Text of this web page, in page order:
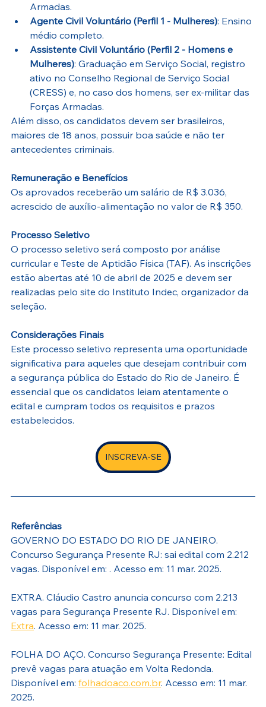
Armadas.
Agente Civil Voluntário (Perfil 1 - Mulheres): Ensino
médio completo.
Assistente Civil Voluntário (Perfil 2 - Homens e
Mulheres): Graduação em Serviço Social, registro
ativo no Conselho Regional de Serviço Social
(CRESS) e, no caso dos homens, ser ex-militar das
Forças Armadas.
Além disso, os candidatos devem ser brasileiros,
maiores de 18 anos, possuir boa saúde e não ter
antecedentes criminais.
Remuneração e Benefícios
Os aprovados receberão um salário de R$ 3.036,
acrescido de auxílio-alimentação no valor de R$ 350.
Processo Seletivo
O processo seletivo será composto por análise
curricular e Teste de Aptidão Física (TAF). As inscrições
estão abertas até 10 de abril de 2025 e devem ser
realizadas pelo site do Instituto Indec, organizador da
seleção.
Considerações Finais
Este processo seletivo representa uma oportunidade
significativa para aqueles que desejam contribuir com
a segurança pública do Estado do Rio de Janeiro. É
essencial que os candidatos leiam atentamente o
edital e cumpram todos os requisitos e prazos
estabelecidos.
INSCREVA-SE
Referências
GOVERNO DO ESTADO DO RIO DE JANEIRO.
Concurso Segurança Presente RJ: sai edital com 2.212
vagas. Disponível em: . Acesso em: 11 mar. 2025.
EXTRA. Cláudio Castro anuncia concurso com 2.213
vagas para Segurança Presente RJ. Disponível em:
Extra. Acesso em: 11 mar. 2025.
FOLHA DO AÇO. Concurso Segurança Presente: Edital
prevê vagas para atuação em Volta Redonda.
Disponível em: folhadoaco.com.br. Acesso em: 11 mar.
2025.